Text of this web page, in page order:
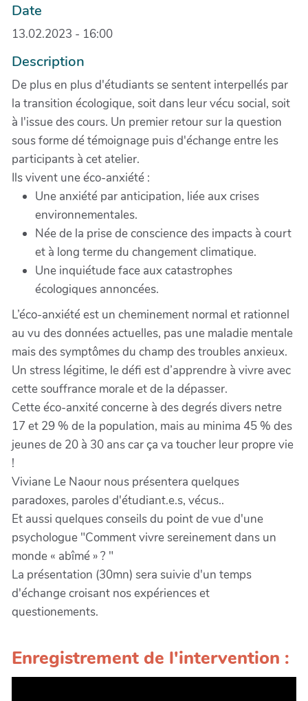
Date
13.02.2023 - 16:00
Description
De plus en plus d'étudiants se sentent interpellés par
la transition écologique, soit dans leur vécu social, soit
à l'issue des cours. Un premier retour sur la question
sous forme dé témoignage puis d'échange entre les
participants à cet atelier.
Ils vivent une éco-anxiété :
Une anxiété par anticipation, liée aux crises
environnementales.
Née de la prise de conscience des impacts à court
et à long terme du changement climatique.
Une inquiétude face aux catastrophes
écologiques annoncées.
L’éco-anxiété est un cheminement normal et rationnel
au vu des données actuelles, pas une maladie mentale
mais des symptômes du champ des troubles anxieux.
Un stress légitime, le défi est d’apprendre à vivre avec
cette souffrance morale et de la dépasser.
Cette éco-anxité concerne à des degrés divers netre
17 et 29 % de la population, mais au minima 45 % des
jeunes de 20 à 30 ans car ça va toucher leur propre vie
!
Viviane Le Naour nous présentera quelques
paradoxes, paroles d'étudiant.e.s, vécus..
Et aussi quelques conseils du point de vue d'une
psychologue "Comment vivre sereinement dans un
monde « abîmé » ? "
La présentation (30mn) sera suivie d'un temps
d'échange croisant nos expériences et
questionements.
Enregistrement de l'intervention :